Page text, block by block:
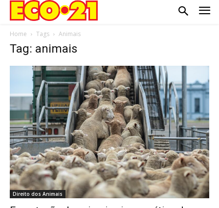
Home Tags Animais
Tag: animais
Direito dos Animais